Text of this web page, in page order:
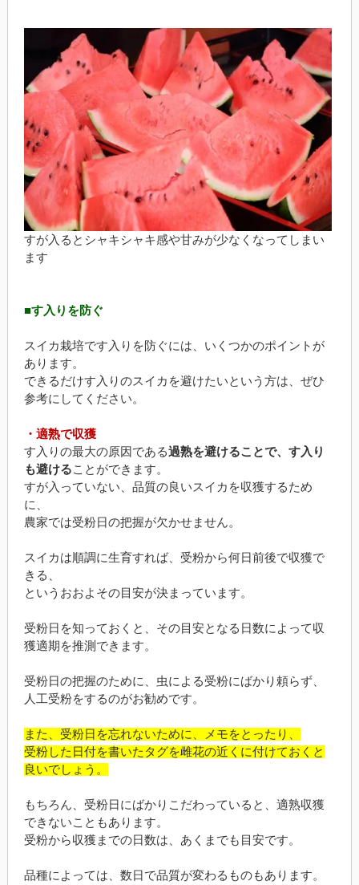
すが入るとシャキシャキ感や甘みが少なくなってしまい
ます
■す入りを防ぐ
スイカ栽培です入りを防ぐには、いくつかのポイントが
あります。
できるだけす入りのスイカを避けたいという方は、ぜひ
参考にしてください。
・適熟で収獲
す入りの最大の原因である過熟を避けることで、す入り
も避けることができます。
すが入っていない、品質の良いスイカを収獲するため
に、
農家では受粉日の把握が欠かせません。
スイカは順調に生育すれば、受粉から何日前後で収獲で
きる、
というおおよその目安が決まっています。
受粉日を知っておくと、その目安となる日数によって収
獲適期を推測できます。
受粉日の把握のために、虫による受粉にばかり頼らず、
人工受粉をするのがお勧めです。
また、受粉日を忘れないために、メモをとったり、
受粉した日付を書いたタグを雌花の近くに付けておくと
良いでしょう。
もちろん、受粉日にばかりこだわっていると、適熟収獲
できないこともあります。
受粉から収獲までの日数は、あくまでも目安です。
品種によっては、数日で品質が変わるものもあります。